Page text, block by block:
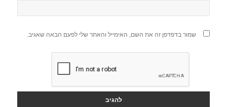
שמור בדפדפן זה את השם, האימייל והאתר שלי לפעם הבאה שאגיב.